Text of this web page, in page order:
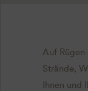
Auf
Strände,
Ihnen und